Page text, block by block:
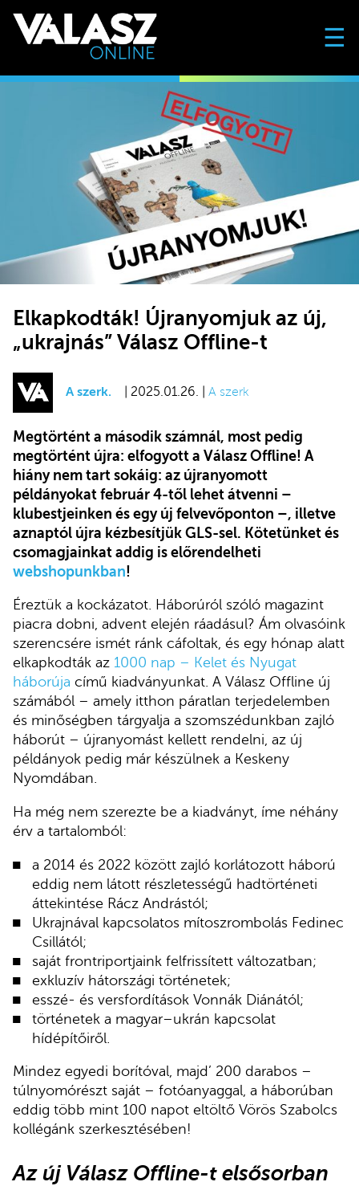
☰
Elkapkodták! Újranyomjuk az új,
„ukrajnás” Válasz Offline-t
A szerk. | 2025.01.26. | A szerk
Megtörtént a második számnál, most pedig
megtörtént újra: elfogyott a Válasz Offline! A
hiány nem tart sokáig: az újranyomott
példányokat február 4-től lehet átvenni –
klubestjeinken és egy új felvevőponton –, illetve
aznaptól újra kézbesítjük GLS-sel. Kötetünket és
csomagjainkat addig is előrendelheti
webshopunkban!
Éreztük a kockázatot. Háborúról szóló magazint
piacra dobni, advent elején ráadásul? Ám olvasóink
szerencsére ismét ránk cáfoltak, és egy hónap alatt
elkapkodták az 1000 nap – Kelet és Nyugat
háborúja című kiadványunkat. A Válasz Offline új
számából – amely itthon páratlan terjedelemben
és minőségben tárgyalja a szomszédunkban zajló
háborút – újranyomást kellett rendelni, az új
példányok pedig már készülnek a Keskeny
Nyomdában.
Ha még nem szerezte be a kiadványt, íme néhány
érv a tartalomból:
a 2014 és 2022 között zajló korlátozott háború
eddig nem látott részletességű hadtörténeti
áttekintése Rácz Andrástól;
Ukrajnával kapcsolatos mítoszrombolás Fedinec
Csillától;
saját frontriportjaink felfrissített változatban;
exkluzív hátországi történetek;
esszé- és versfordítások Vonnák Diánától;
történetek a magyar–ukrán kapcsolat
hídépítőiről.
Mindez egyedi borítóval, majd’ 200 darabos –
túlnyomórészt saját – fotóanyaggal, a háborúban
eddig több mint 100 napot eltöltő Vörös Szabolcs
kollégánk szerkesztésében!
Az új Válasz Offline-t elsősorban